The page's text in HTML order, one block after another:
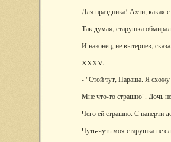
Для праздника! Ахти, какая
Так думая, старушка
И наконец, не вытерпев,
XXXV.
- "Стой тут, Параша. Я
Мне что-то страшно". Дочь
Чего ей страшно. С паперти
Чуть-чуть моя старушка не